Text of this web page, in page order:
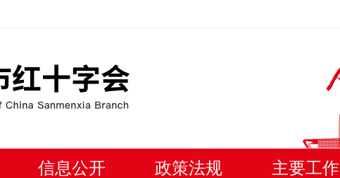
信息公开 政策法规 主要工作